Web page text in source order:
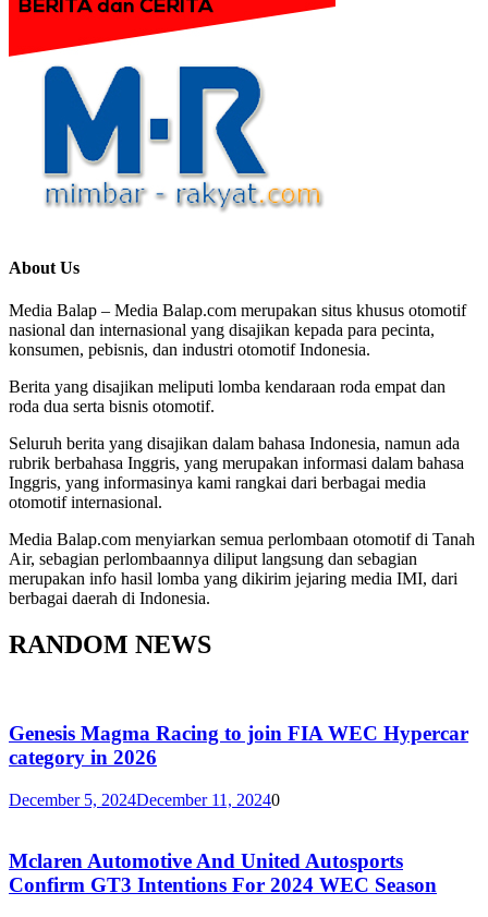
About Us
Media Balap – Media Balap.com merupakan situs khusus otomotif
nasional dan internasional yang disajikan kepada para pecinta,
konsumen, pebisnis, dan industri otomotif Indonesia.
Berita yang disajikan meliputi lomba kendaraan roda empat dan
roda dua serta bisnis otomotif.
Seluruh berita yang disajikan dalam bahasa Indonesia, namun ada
rubrik berbahasa Inggris, yang merupakan informasi dalam bahasa
Inggris, yang informasinya kami rangkai dari berbagai media
otomotif internasional.
Media Balap.com menyiarkan semua perlombaan otomotif di Tanah
Air, sebagian perlombaannya diliput langsung dan sebagian
merupakan info hasil lomba yang dikirim jejaring media IMI, dari
berbagai daerah di Indonesia.
RANDOM NEWS
Genesis Magma Racing to join FIA WEC Hypercar
category in 2026
December 5, 2024December 11, 20240
Mclaren Automotive And United Autosports
Confirm GT3 Intentions For 2024 WEC Season